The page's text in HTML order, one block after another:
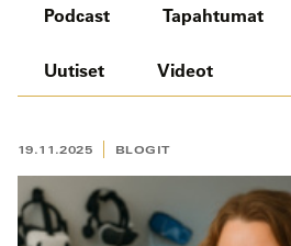
Podcast Tapahtumat
Uutiset Videot
19.11.2025 BLOGIT